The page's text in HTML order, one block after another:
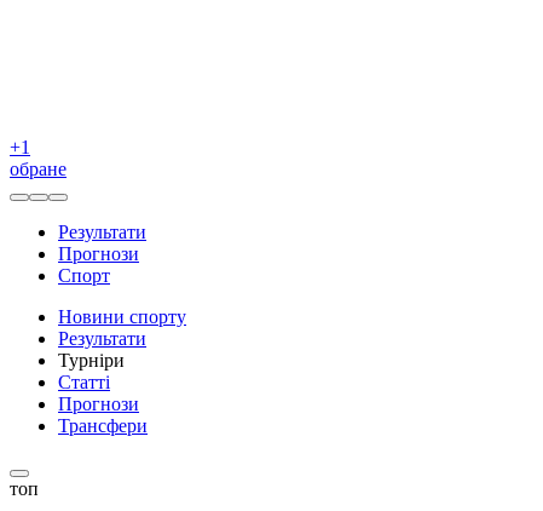
+1
обране
Результати
Прогнози
Спорт
Новини спорту
Результати
Турніри
Статті
Прогнози
Трансфери
топ